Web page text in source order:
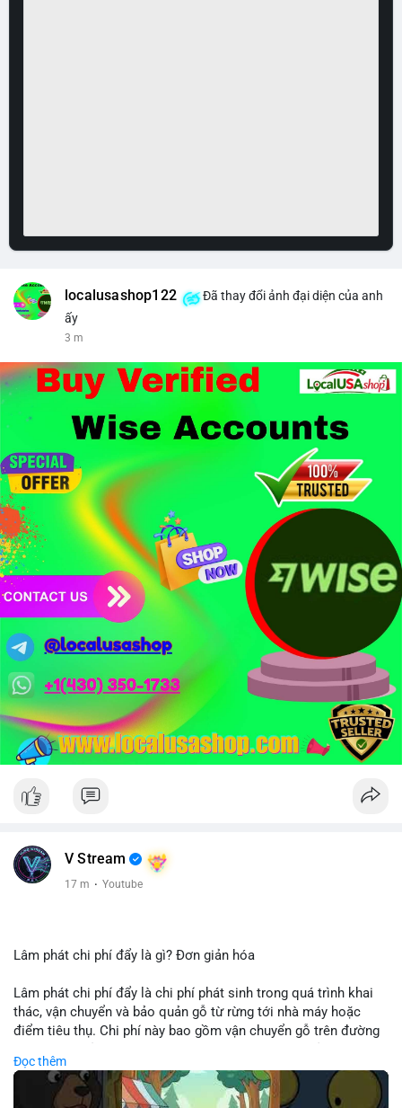
localusashop122
Đã thay đổi ảnh đại diện của anh
ấy
3 m
V Stream
17 m · Youtube
Lâm phát chi phí đẩy là gì? Đơn giản hóa
Lâm phát chi phí đẩy là chi phí phát sinh trong quá trình khai
thác, vận chuyển và bảo quản gỗ từ rừng tới nhà máy hoặc
điểm tiêu thụ. Chi phí này bao gồm vận chuyển gỗ trên đường
điều kiện địa hình. Việc hiểu rõ chi phí đẩy giúp doanh nghiệp
lâm nghiệp tối ưu hoá chuỗi cung ứng và kiểm soát lợi nhuận.
Đọc thêm